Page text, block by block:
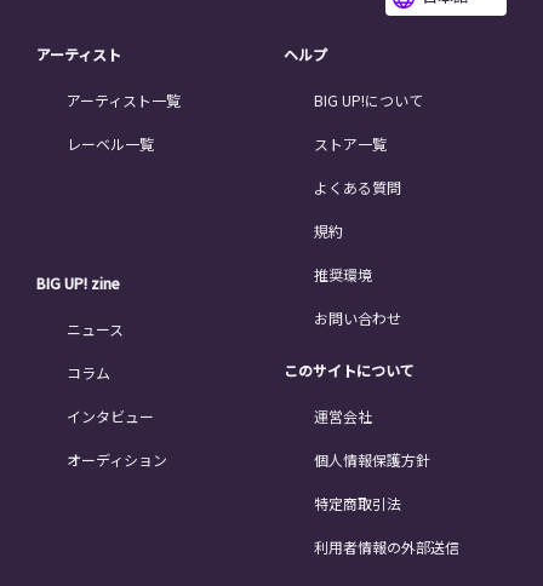
アーティスト
アーティスト一覧
レーベル一覧
BIG UP! zine
ニュース
コラム
インタビュー
オーディション
ヘルプ
BIG UP!について
ストア一覧
よくある質問
規約
推奨環境
お問い合わせ
このサイトについて
運営会社
個人情報保護方針
特定商取引法
利用者情報の外部送信